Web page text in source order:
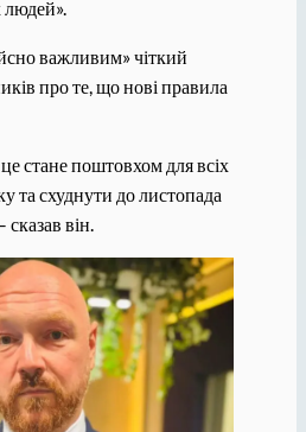
людей».
важливим» чіткий
про те, що нові правила
стане поштовхом для всіх
та схуднути до листопада
він.